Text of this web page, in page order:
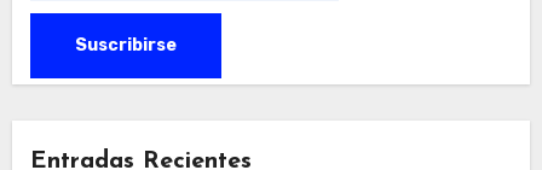
Entradas Recientes